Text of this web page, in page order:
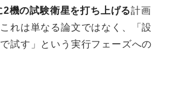
機の試験衛星を打ち上げる計画
れは単なる論文ではなく、「設
試す」という実行フェーズへの